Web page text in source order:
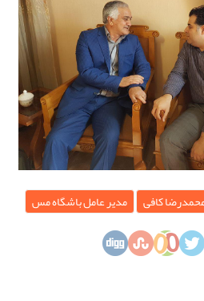
کافی مدیر عامل باشگاه مس